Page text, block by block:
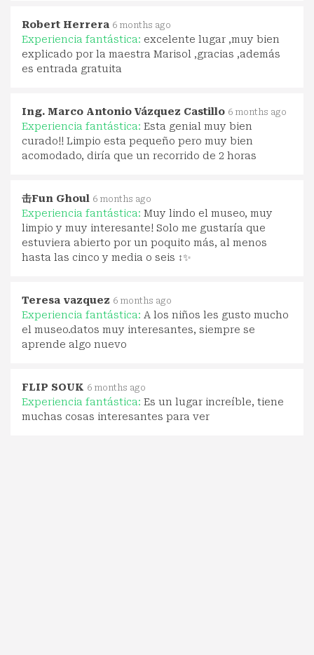
Robert Herrera 6 months ago
Experiencia fantástica: excelente lugar ,muy bien
explicado por la maestra Marisol ,gracias ,además
es entrada gratuita
Ing. Marco Antonio Vázquez Castillo 6 months ago
Experiencia fantástica: Esta genial muy bien
curado!! Limpio esta pequeño pero muy bien
acomodado, diría que un recorrido de 2 horas
击Fun Ghoul 6 months ago
Experiencia fantástica: Muy lindo el museo, muy
limpio y muy interesante! Solo me gustaría que
estuviera abierto por un poquito más, al menos
hasta las cinco y media o seis ‍↕️✨
Teresa vazquez 6 months ago
Experiencia fantástica: A los niños les gusto mucho
el museo.datos muy interesantes, siempre se
aprende algo nuevo
FLIP SOUK 6 months ago
Experiencia fantástica: Es un lugar increíble, tiene
muchas cosas interesantes para ver